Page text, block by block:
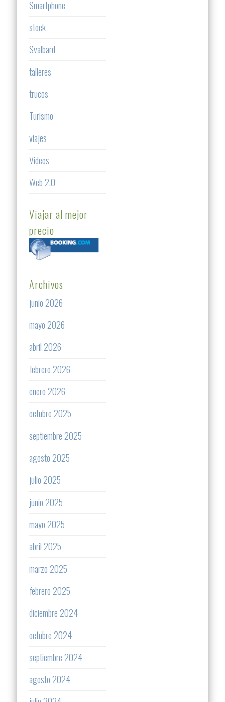
Smartphone
stock
Svalbard
talleres
trucos
Turismo
viajes
Videos
Web 2.0
Viajar al mejor
precio
Archivos
junio 2026
mayo 2026
abril 2026
febrero 2026
enero 2026
octubre 2025
septiembre 2025
agosto 2025
julio 2025
junio 2025
mayo 2025
abril 2025
marzo 2025
febrero 2025
diciembre 2024
octubre 2024
septiembre 2024
agosto 2024